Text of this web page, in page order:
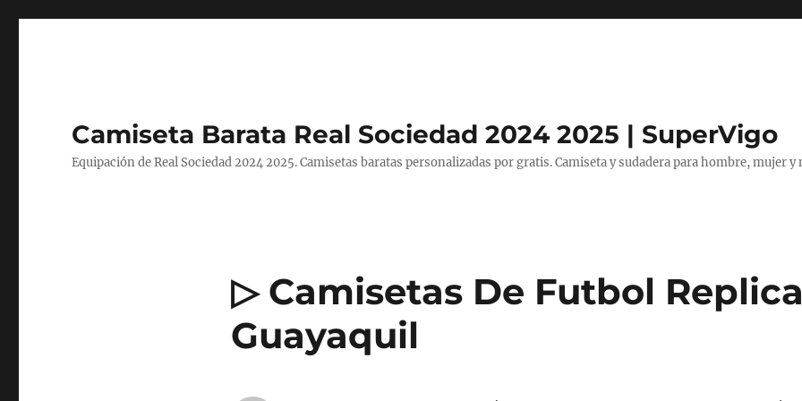
Camiseta Barata Real Sociedad 2024 2025 | SuperVigo
Equipación de Real Sociedad 2024 2025. Camisetas baratas personalizadas por gratis. Camiseta y sudadera para hombre, mujer y
▷ Camisetas De Futbol
Guayaquil